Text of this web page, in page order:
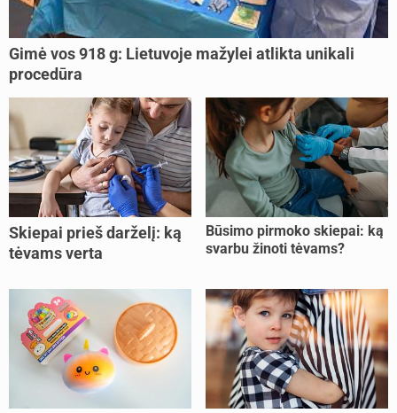
Gimė vos 918 g: Lietuvoje mažylei atlikta unikali
procedūra
Skiepai prieš darželį: ką
tėvams verta
Būsimo pirmoko skiepai: ką
svarbu žinoti tėvams?